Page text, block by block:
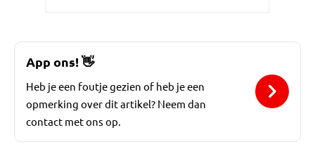
App ons! 👋
Heb je een foutje gezien of heb je een
opmerking over dit artikel? Neem dan
contact met ons op.